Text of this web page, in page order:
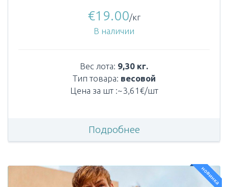
€19.00/кг
В наличии
Вес лота: 9,30 кг.
Тип товара: весовой
Цена за шт :~3,61€/шт
Подробнее
новинка